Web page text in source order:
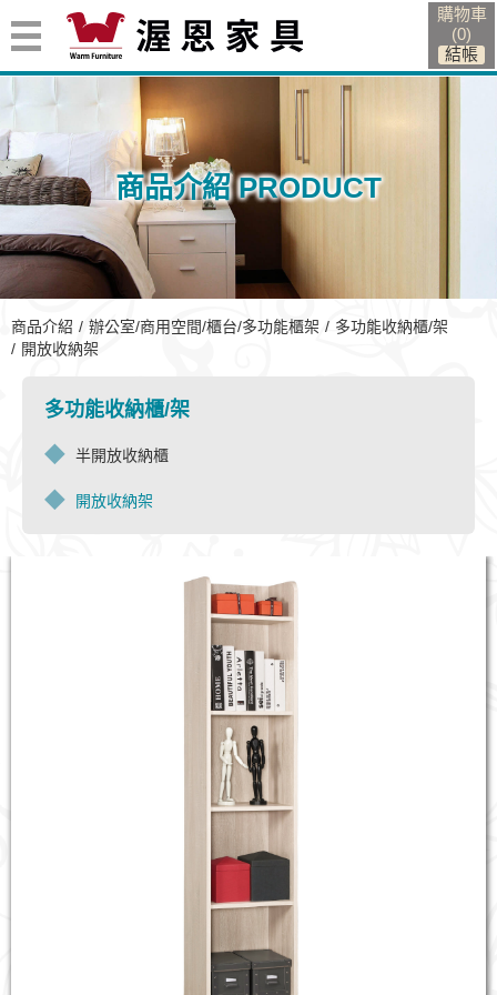
購物車
(0)
開放收納架
商品介紹 PRODUCT
商品介紹 辦公室/商用空間/櫃台/多功能櫃架
多功能收納櫃/架
開放收納架
多功能收納櫃/架
半開放收納櫃
開放收納架